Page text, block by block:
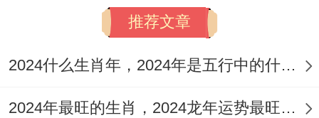
推荐文章
2024什么生肖年，2024年是五行中的什么生肖年份
2024年最旺的生肖，2024龙年运势最旺的4个生肖